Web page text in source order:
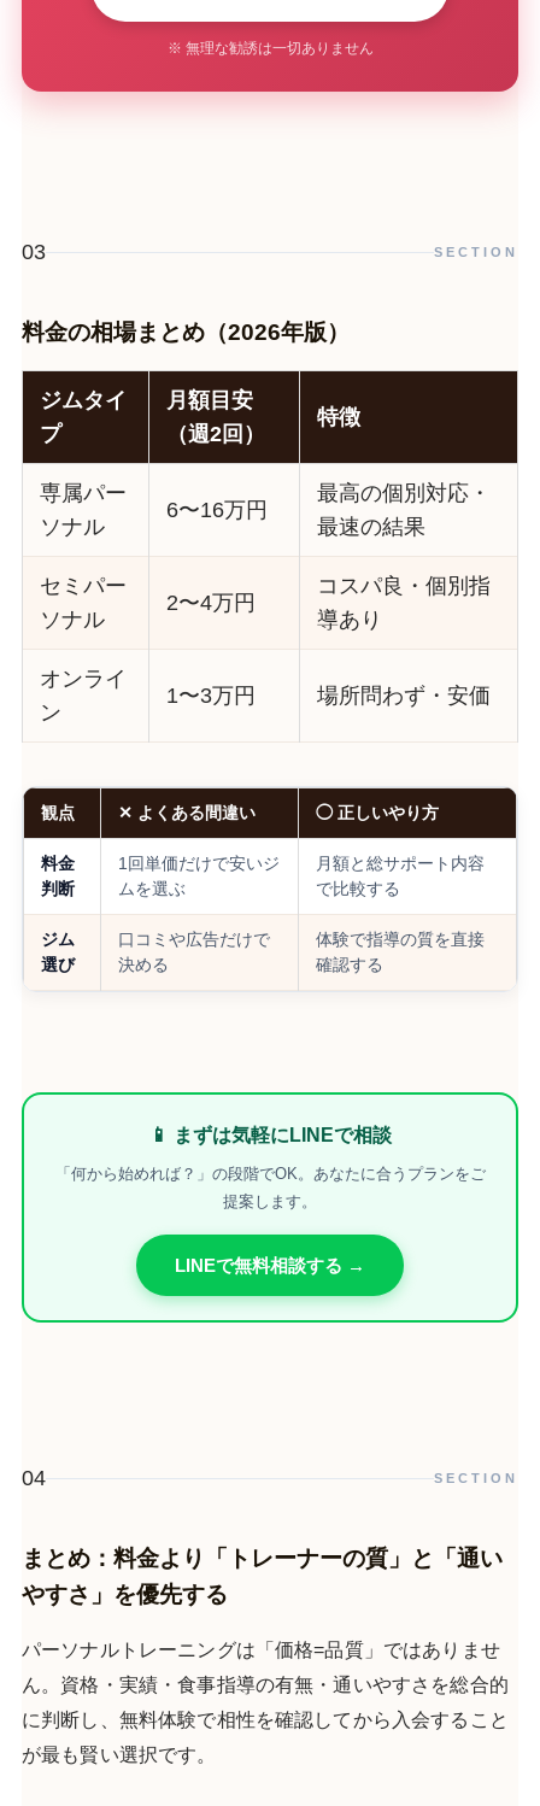
※ 無理な勧誘は一切ありません
03 SECTION
料金の相場まとめ（2026年版）
ジムタイ
プ
月額目安
（週2回）
特徴
専属パー
ソナル
6〜16万円
最高の個別対応・
最速の結果
セミパー
ソナル
2〜4万円
コスパ良・個別指
導あり
オンライ
ン
1〜3万円 場所問わず・安価
観点 ✕ よくある間違い ◯ 正しいやり方
料金
判断
1回単価だけで安いジ
ムを選ぶ
月額と総サポート内容
で比較する
ジム
選び
口コミや広告だけで
決める
体験で指導の質を直接
確認する
📱 まずは気軽にLINEで相談
「何から始めれば？」の段階でOK。あなたに合うプランをご
提案します。
LINEで無料相談する →
04 SECTION
まとめ：料金より「トレーナーの質」と「通い
やすさ」を優先する
パーソナルトレーニングは「価格=品質」ではありませ
ん。資格・実績・食事指導の有無・通いやすさを総合的
に判断し、無料体験で相性を確認してから入会すること
が最も賢い選択です。